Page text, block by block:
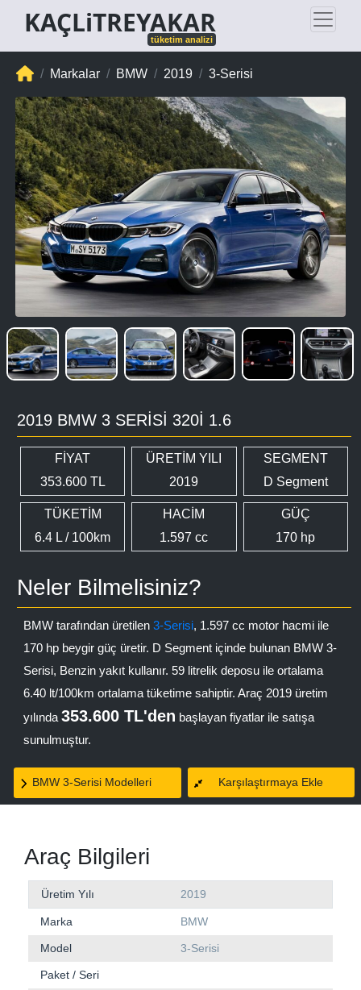
KAÇLiTREYAKAR
tüketim analizi
Markalar BMW 2019 3-Serisi
2019 BMW 3 SERISI 320I 1.6
FİYAT
353.600 TL
ÜRETİM YILI
2019
SEGMENT
D Segment
TÜKETİM
6.4 L / 100km
HACİM
1.597 cc
GÜÇ
170 hp
Neler Bilmelisiniz?
BMW tarafından üretilen 3-Serisi, 1.597 cc motor hacmi ile
170 hp beygir güç üretir. D Segment içinde bulunan BMW 3-
Serisi, Benzin yakıt kullanır. 59 litrelik deposu ile ortalama
6.40 lt/100km ortalama tüketime sahiptir. Araç 2019 üretim
yılında 353.600 TL'den başlayan fiyatlar ile satışa
sunulmuştur.
BMW 3-Serisi Modelleri Karşılaştırmaya Ekle
Araç Bilgileri
Üretim Yılı 2019
Marka BMW
Model 3-Serisi
Paket / Seri